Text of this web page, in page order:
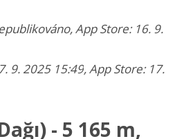
App Store: 16. 9.
9. 2025 15:49, App Store: 17.
- 5 165 m,